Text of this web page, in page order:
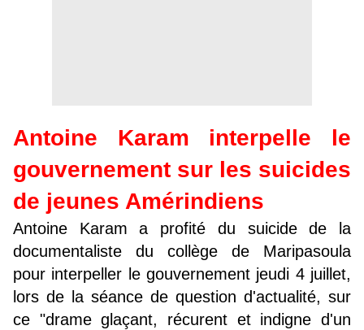
Antoine Karam interpelle le
gouvernement sur les suicides
de jeunes Amérindiens
Antoine Karam a profité du suicide de la
documentaliste du collège de Maripasoula
pour interpeller le gouvernement jeudi 4 juillet,
lors de la séance de question d'actualité, sur
ce "drame glaçant, récurent et indigne d'un